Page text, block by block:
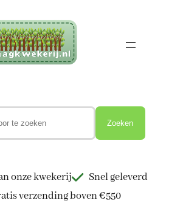
Zoeken
onze kwekerij
Snel geleverd
verzending boven €550